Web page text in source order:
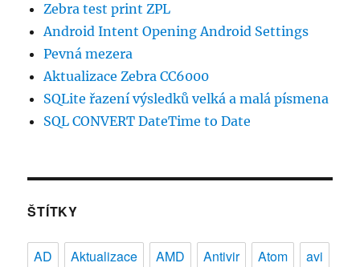
Zebra test print ZPL
Android Intent Opening Android Settings
Pevná mezera
Aktualizace Zebra CC6000
SQLite řazení výsledků velká a malá písmena
SQL CONVERT DateTime to Date
ŠTÍTKY
AD Aktualizace AMD Antivir Atom
avi